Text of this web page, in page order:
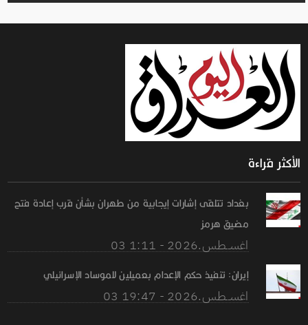
الأكثر قراءة
بغداد تتلقى إشارات إيجابية من طهران بشأن قرب إعادة فتح
مضيق هرمز
03 اغســطس.2026 - 1:11
إيران: تنفيذ حكم الإعدام بعميلين للموساد الإسرائيلي
03 اغســطس.2026 - 19:47